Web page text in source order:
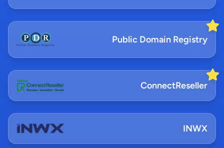
Public Domain Registry
ConnectReseller
INWX